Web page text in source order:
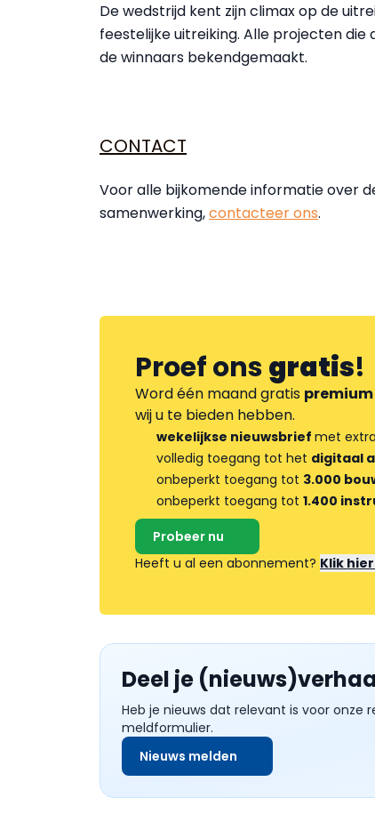
De wedstrijd kent zijn climax op de
feestelijke uitreiking. Alle projecten
de winnaars bekendgemaakt.
CONTACT
Voor alle bijkomende informatie over
samenwerking,contacteer ons.
Proef onsgratis!
Word één maand gratis
wij u te bieden hebben.
wekelijkse nieuwsbrief met
volledig toegang tot het digitaal
onbeperkt toegang tot 3.000
onbeperkt toegang tot 1.400
Probeer nu
Heeft u al een abonnement? Klik
Deel je
Heb je nieuws dat relevant is voor onze
meldformulier.
Nieuws melden